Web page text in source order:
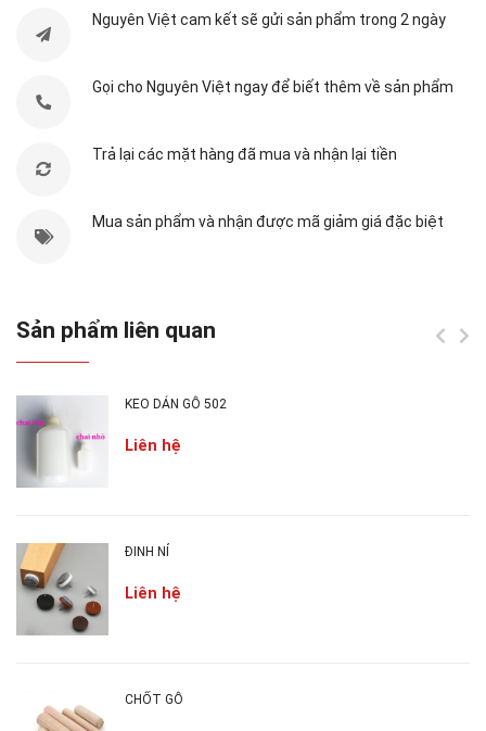
Màu sắc: Satin crom sáng bóng
Tiêu chuẩn chất lượng:
test 50.000 lần theo tiêu
đời
hỏi độ mở góc cao 180 độ như bàn gập, cánh lật...
Nguyên Việt cam kết sẽ gửi sản phẩm trong 2 ngày
Gọi cho Nguyên Việt ngay để biết thêm về sản phẩm
Trả lại các mặt hàng đã mua và nhận lại tiền
Mua sản phẩm và nhận được mã giảm giá đặc biệt
Sản phẩm liên quan
KEO DÁN GỖ 502
Liên hệ
ĐINH NỈ
Liên hệ
CHỐT GỖ